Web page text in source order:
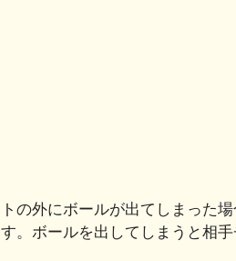
の外にボールが出てしまった
。ボールを出してしまうと相